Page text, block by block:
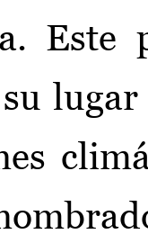
Este